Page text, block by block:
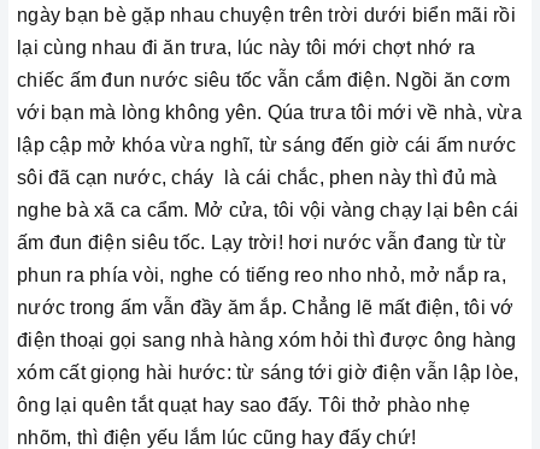
ngày bạn bè gặp nhau chuyện trên trời dưới biển mãi rồi
lại cùng nhau đi ăn trưa, lúc này tôi mới chợt nhớ ra
chiếc ấm đun nước siêu tốc vẫn cắm điện. Ngồi ăn cơm
với bạn mà lòng không yên. Qúa trưa tôi mới về nhà, vừa
lập cập mở khóa vừa nghĩ, từ sáng đến giờ cái ấm nước
sôi đã cạn nước, cháy là cái chắc, phen này thì đủ mà
nghe bà xã ca cẩm. Mở cửa, tôi vội vàng chạy lại bên cái
ấm đun điện siêu tốc. Lạy trời! hơi nước vẫn đang từ từ
phun ra phía vòi, nghe có tiếng reo nho nhỏ, mở nắp ra,
nước trong ấm vẫn đầy ăm ắp. Chẳng lẽ mất điện, tôi vớ
điện thoại gọi sang nhà hàng xóm hỏi thì được ông hàng
xóm cất giọng hài hước: từ sáng tới giờ điện vẫn lập lòe,
ông lại quên tắt quạt hay sao đấy. Tôi thở phào nhẹ
nhõm, thì điện yếu lắm lúc cũng hay đấy chứ!